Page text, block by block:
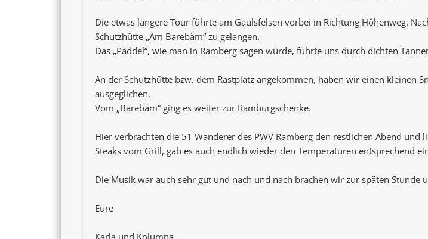
Die etwas längere Tour führte am Gaulsfelsen vorbei in Richtung Höhenweg.
Schutzhütte „Am Barebäm“ zu gelangen.
Das „Päddel“, wie man in Ramberg sagen würde, führte uns durch dichten
An der Schutzhütte bzw. dem Rastplatz angekommen, haben wir einen kleinen
ausgeglichen.
Vom „Barebäm“ ging es weiter zur Ramburgschenke.
Hier verbrachten die 51 Wanderer des PWV Ramberg den restlichen Abend
Steaks vom Grill, gab es auch endlich wieder den Temperaturen entsprechend
Die Musik war auch sehr gut und nach und nach brachen wir zur späten Stunde
Eure
Karla und Kolumna